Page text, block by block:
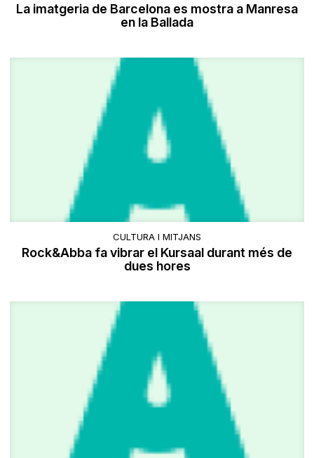
La imatgeria de Barcelona es mostra a Manresa
en la Ballada
CULTURA I MITJANS
Rock&Abba fa vibrar el Kursaal durant més de
dues hores